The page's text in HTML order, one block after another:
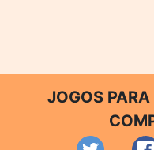
JOGOS PARA